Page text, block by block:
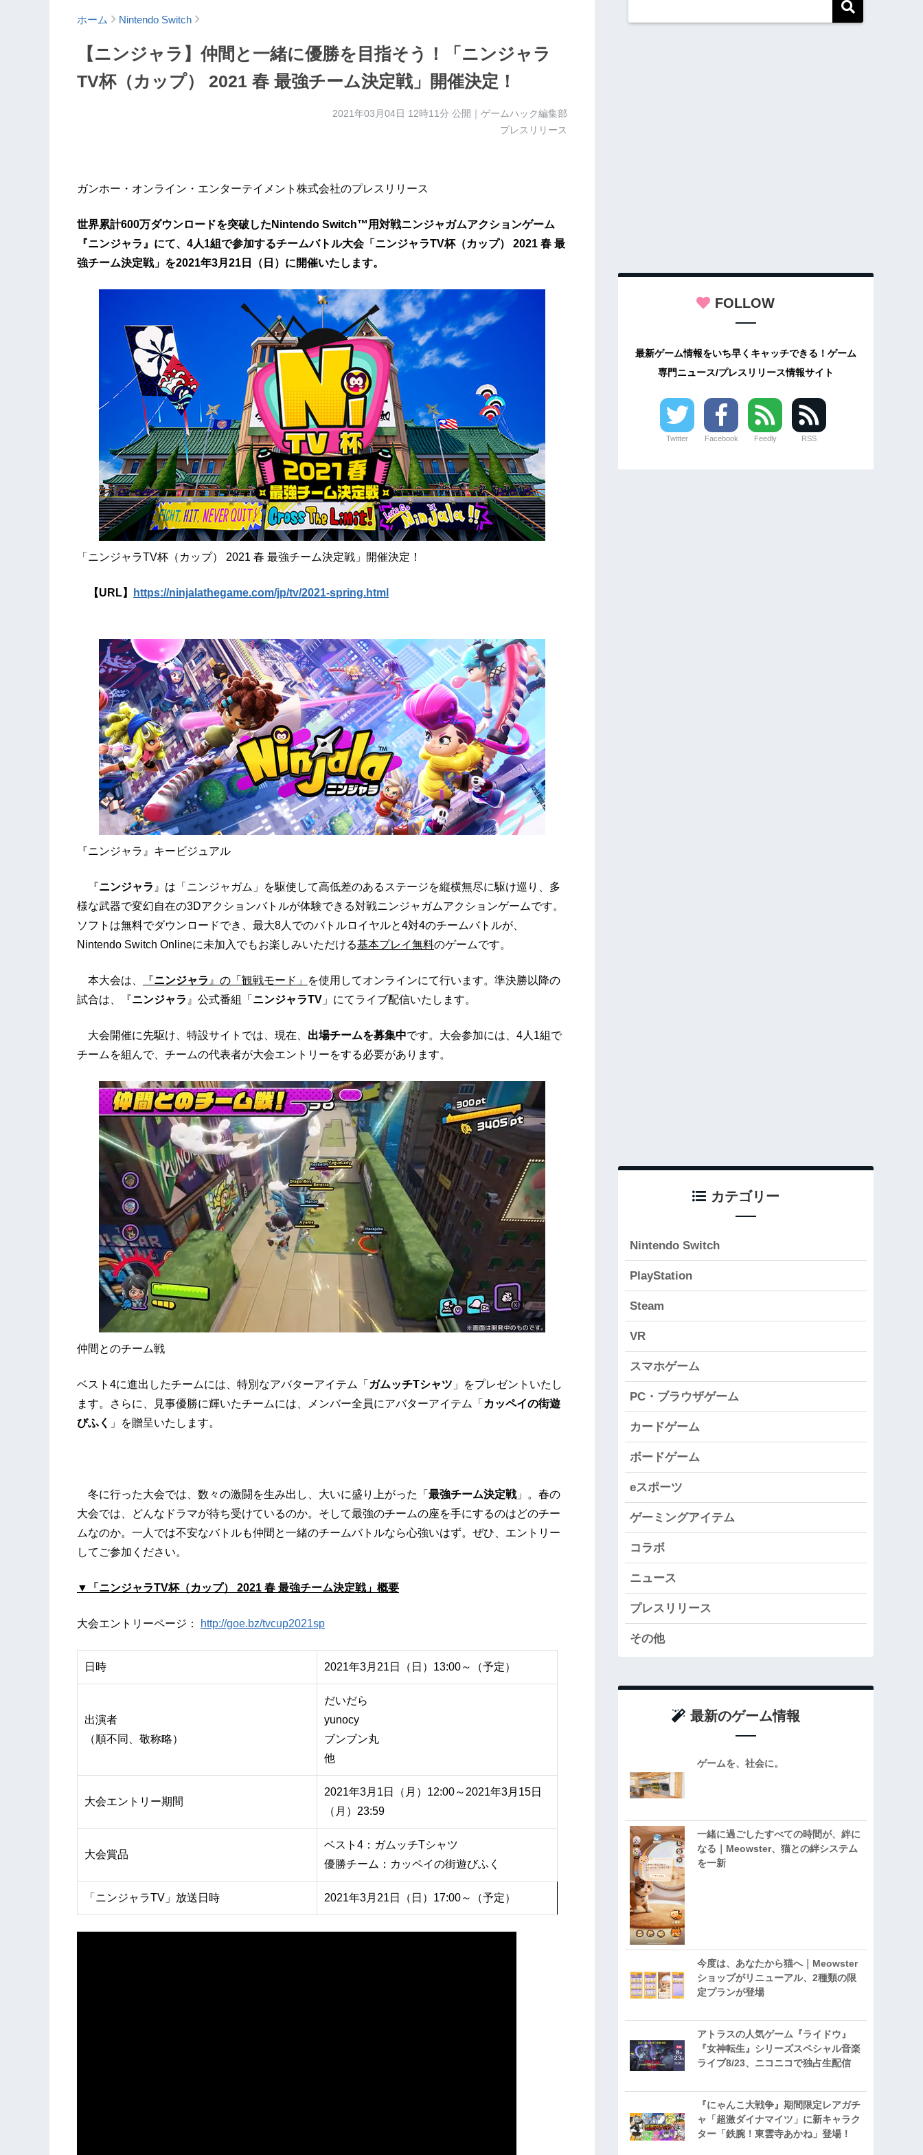
ホーム Nintendo Switch
【ニンジャラ】仲間と一緒に優勝を目指そう！「ニンジャラ
TV杯（カップ） 2021 春 最強チーム決定戦」開催決定！
2021年03月04日 12時11分 公開｜ゲームハック編集部
プレスリリース
ガンホー・オンライン・エンターテイメント株式会社のプレスリリース
世界累計600万ダウンロードを突破したNintendo Switch™用対戦ニンジャガムアクションゲーム
『ニンジャラ』にて、4人1組で参加するチームバトル大会「ニンジャラTV杯（カップ） 2021 春 最
強チーム決定戦」を2021年3月21日（日）に開催いたします。
「ニンジャラTV杯（カップ） 2021 春 最強チーム決定戦」開催決定！
【URL】 https://ninjalathegame.com/jp/tv/2021-spring.html
『ニンジャラ』キービジュアル
『ニンジャラ 』は「ニンジャガム」を駆使して高低差のあるステージを縦横無尽に駆け巡り、多
様な武器で変幻自在の3Dアクションバトルが体験できる対戦ニンジャガムアクションゲームです。
ソフトは無料でダウンロードでき、最大8人でのバトルロイヤルと4対4のチームバトルが、
Nintendo Switch Onlineに未加入でもお楽しみいただける基本プレイ無料のゲームです。
本大会は、 『ニンジャラ 』の「観戦モード」
を使用してオンラインにて行います。準決勝以降の
試合は、『ニンジャラ 』公式番組「 ニンジャラTV 」にてライブ配信いたします。
大会開催に先駆け、特設サイトでは、現在、 出場チームを募集中です。大会参加には、4人1組で
チームを組んで、チームの代表者が大会エントリーをする必要があります。
仲間とのチーム戦
ベスト4に進出したチームには、特別なアバターアイテム「 ガムッチTシャツ 」をプレゼントいたし
ます。さらに、見事優勝に輝いたチームには、メンバー全員にアバターアイテム「 カッペイの街遊
びふく 」を贈呈いたします。
冬に行った大会では、数々の激闘を生み出し、大いに盛り上がった「 最強チーム決定戦」。春の
大会では、どんなドラマが待ち受けているのか。そして最強のチームの座を手にするのはどのチー
ムなのか。一人では不安なバトルも仲間と一緒のチームバトルなら心強いはず。ぜひ、エントリー
してご参加ください。
▼「ニンジャラTV杯（カップ） 2021 春 最強チーム決定戦」概要
大会エントリーページ： http://goe.bz/tvcup2021sp
日時 2021年3月21日（日）13:00～（予定）
出演者
（順不同、敬称略）
だいだら
yunocy
ブンブン丸
他
大会エントリー期間
2021年3月1日（月）12:00～2021年3月15日
（月）23:59
大会賞品
ベスト4：ガムッチTシャツ
優勝チーム：カッペイの街遊びふく
「ニンジャラTV」放送日時 2021年3月21日（日）17:00～（予定）
FOLLOW
最新ゲーム情報をいち早くキャッチできる！ゲーム
専門ニュース/プレスリリース情報サイト
Twitter Facebook Feedly RSS
カテゴリー
Nintendo Switch
PlayStation
Steam
VR
スマホゲーム
PC・ブラウザゲーム
カードゲーム
ボードゲーム
eスポーツ
ゲーミングアイテム
コラボ
ニュース
プレスリリース
その他
最新のゲーム情報
ゲームを、社会に。
一緒に過ごしたすべての時間が、絆に
なる｜Meowster、猫との絆システム
を一新
今度は、あなたから猫へ｜Meowster
ショップがリニューアル、2種類の限
定プランが登場
アトラスの人気ゲーム『ライドウ』
『女神転生』シリーズスペシャル音楽
ライブ8/23、ニコニコで独占生配信
『にゃんこ大戦争』期間限定レアガチ
ャ「超激ダイナマイツ」に新キャラク
ター「鉄腕！東雲寺あかね」登場！